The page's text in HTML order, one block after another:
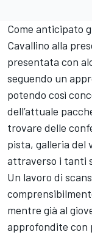
Come anticipato
Cavallino alla
presentata con
seguendo un
potendo così
dell’attuale
trovare delle
pista, galleria del
attraverso i tanti
Un lavoro di
mentre già al
approfondite con